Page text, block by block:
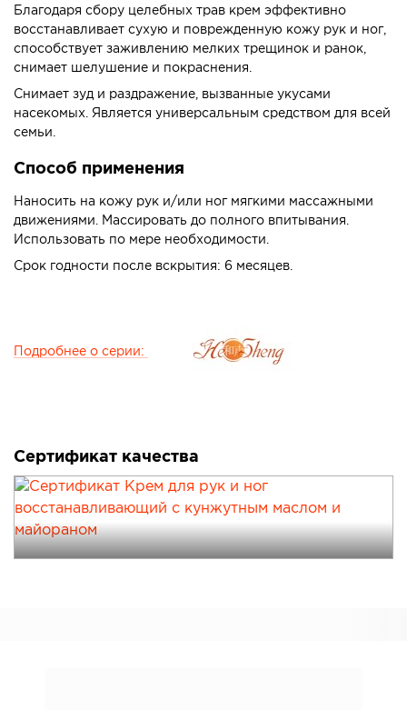
Благодаря сбору целебных трав крем эффективно
восстанавливает сухую и поврежденную кожу рук и ног,
способствует заживлению мелких трещинок и ранок,
снимает шелушение и покраснения.
Снимает зуд и раздражение, вызванные укусами
насекомых. Является универсальным средством для всей
семьи.
Способ применения
Наносить на кожу рук и/или ног мягкими массажными
движениями. Массировать до полного впитывания.
Использовать по мере необходимости.
Срок годности после вскрытия: 6 месяцев.
Подробнее о серии:
Сертификат качества